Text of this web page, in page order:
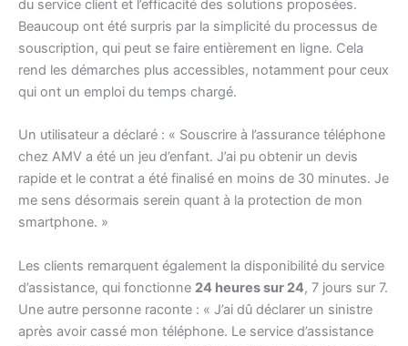
du service client et l’efficacité des solutions proposées.
Beaucoup ont été surpris par la simplicité du processus de
souscription, qui peut se faire entièrement en ligne. Cela
rend les démarches plus accessibles, notamment pour ceux
qui ont un emploi du temps chargé.
Un utilisateur a déclaré : « Souscrire à l’assurance téléphone
chez AMV a été un jeu d’enfant. J’ai pu obtenir un devis
rapide et le contrat a été finalisé en moins de 30 minutes. Je
me sens désormais serein quant à la protection de mon
smartphone. »
Les clients remarquent également la disponibilité du service
d’assistance, qui fonctionne 24 heures sur 24, 7 jours sur 7.
Une autre personne raconte : « J’ai dû déclarer un sinistre
après avoir cassé mon téléphone. Le service d’assistance